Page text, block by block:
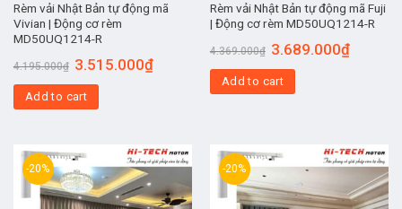
Rèm vải Nhật Bản tự động mã
Vivian | Động cơ rèm
MD50UQ1214-R
4.195.000₫ 3.515.000₫
Add to cart
Rèm vải Nhật Bản tự động mã Fuji
| Động cơ rèm MD50UQ1214-R
4.369.000₫ 3.689.000₫
Add to cart
-20% -20%